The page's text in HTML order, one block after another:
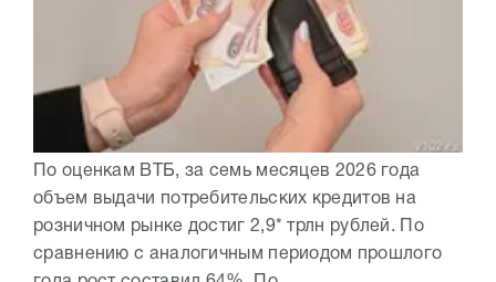
По оценкам ВТБ, за семь месяцев 2026 года
объем выдачи потребительских кредитов на
розничном рынке достиг 2,9* трлн рублей. По
сравнению с аналогичным периодом прошлого